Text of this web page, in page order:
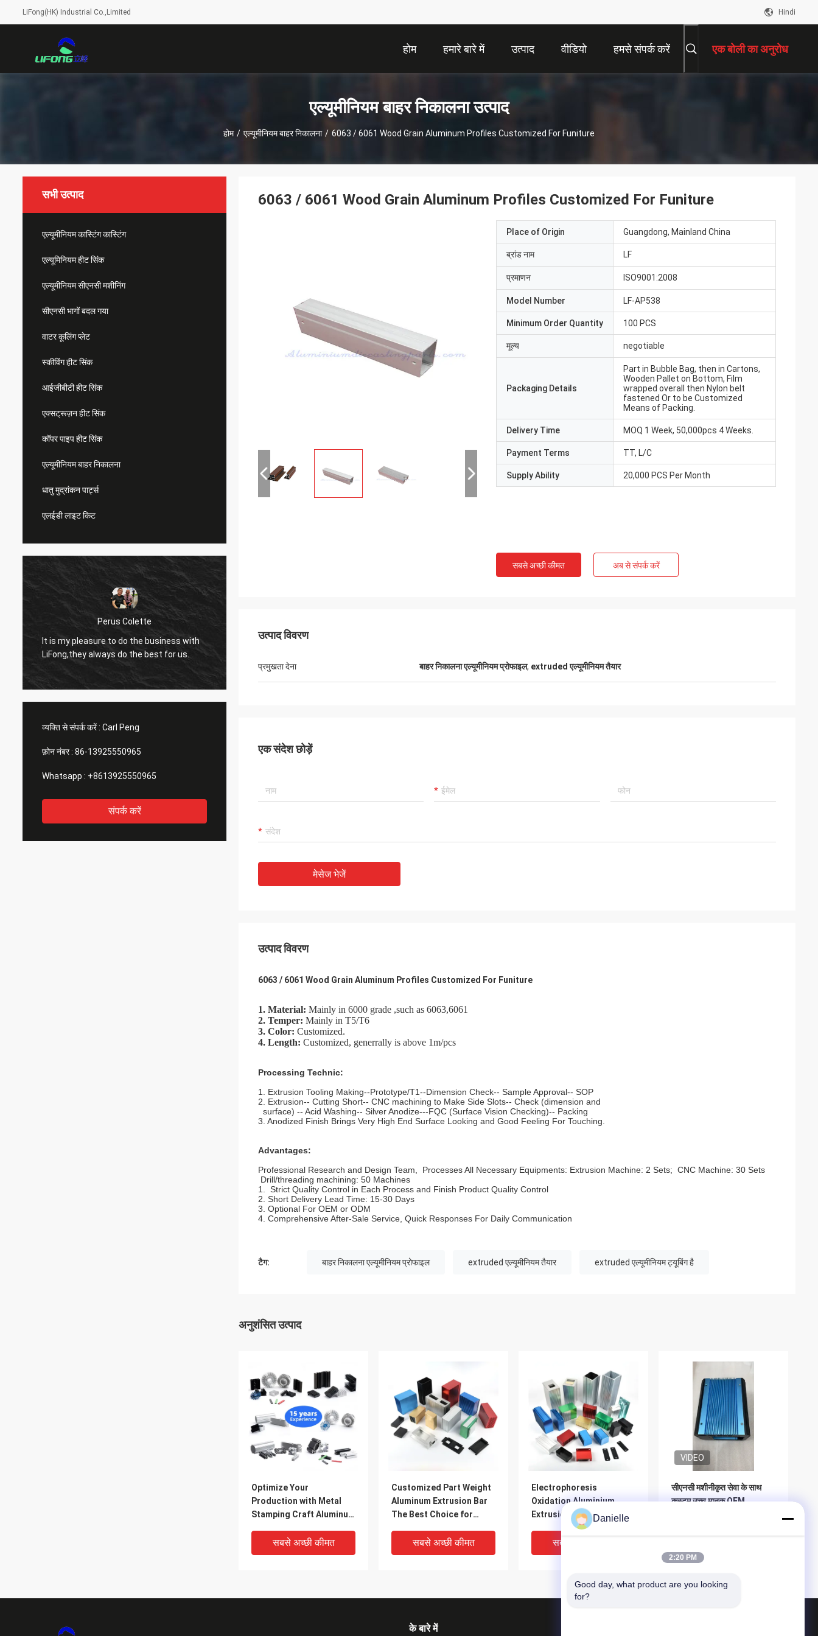
LiFong(HK) Industrial Co.,Limited Hindi
होम हमारे बारे में उत्पाद वीडियो हमसे संपर्क करें एक बोली का अनुरोध
एल्यूमीनियम बाहर निकालना उत्पाद
होम / एल्यूमीनियम बाहर निकालना / 6063 / 6061 Wood Grain Aluminum Profiles Customized For Funiture
सभी उत्पाद
एल्यूमीनियम कास्टिंग कास्टिंग
एल्यूमिनियम हीट सिंक
एल्यूमीनियम सीएनसी मशीनिंग
सीएनसी भागों बदल गया
वाटर कूलिंग प्लेट
स्कीविंग हीट सिंक
आईजीबीटी हीट सिंक
एक्सट्रूज़न हीट सिंक
कॉपर पाइप हीट सिंक
एल्यूमीनियम बाहर निकालना
धातु मुद्रांकन पार्ट्स
एलईडी लाइट किट
Perus Colette
It is my pleasure to do the business with
LiFong,they always do the best for us.
I like the products and service provided by
consideration.
व्यक्ति से संपर्क करें : Carl Peng
फ़ोन नंबर : 86-13925550965
Whatsapp : +8613925550965
संपर्क करें
6063 / 6061 Wood Grain Aluminum Profiles Customized For Funiture
Place of Origin Guangdong, Mainland China
ब्रांड नाम LF
प्रमाणन ISO9001:2008
Model Number LF-AP538
Minimum Order Quantity 100 PCS
मूल्य negotiable
Packaging Details
Part in Bubble Bag, then in Cartons,
Wooden Pallet on Bottom, Film
wrapped overall then Nylon belt
fastened Or to be Customized
Means of Packing.
Delivery Time MOQ 1 Week, 50,000pcs 4 Weeks.
Payment Terms TT, L/C
Supply Ability 20,000 PCS Per Month
सबसे अच्छी कीमत अब से संपर्क करें
उत्पाद विवरण
प्रमुखता देना बाहर निकालना एल्यूमीनियम प्रोफाइल, extruded एल्यूमीनियम तैयार
एक संदेश छोड़ें
मेसेज भेजें
उत्पाद विवरण
6063 / 6061 Wood Grain Aluminum Profiles Customized For Funiture
1. Material: Mainly in 6000 grade ,such as 6063,6061
2. Temper: Mainly in T5/T6
3. Color: Customized.
4. Length: Customized, generrally is above 1m/pcs
Processing Technic:
1. Extrusion Tooling Making--Prototype/T1--Dimension Check-- Sample Approval-- SOP
2. Extrusion-- Cutting Short-- CNC machining to Make Side Slots-- Check (dimension and
surface) -- Acid Washing-- Silver Anodize---FQC (Surface Vision Checking)-- Packing
3. Anodized Finish Brings Very High End Surface Looking and Good Feeling For Touching.
Advantages:
Professional Research and Design Team, Processes All Necessary Equipments: Extrusion Machine: 2 Sets; CNC Machine: 30 Sets
Drill/threading machining: 50 Machines
1. Strict Quality Control in Each Process and Finish Product Quality Control
2. Short Delivery Lead Time: 15-30 Days
3. Optional For OEM or ODM
4. Comprehensive After-Sale Service, Quick Responses For Daily Communication
टैग: बाहर निकालना एल्यूमीनियम प्रोफाइल extruded एल्यूमीनियम तैयार extruded एल्यूमीनियम ट्यूबिंग है
अनुशंसित उत्पाद
Optimize Your
Production with Metal
Stamping Craft Aluminum
सबसे अच्छी कीमत
Customized Part Weight
Aluminum Extrusion Bar
The Best Choice for
Aluminum Profiles
सबसे अच्छी कीमत
Electrophoresis
Oxidation Aluminium
Extrusion Customized
Thickness for Durable
Extruded Aluminum
Profiles
सबसे अच्छी कीमत
VIDEO
सीएनसी मशीनीकृत सेवा के साथ
कस्टम उच्च मानक OEM
के बारे में
Danielle
2:20 PM
Good day, what product are you looking
for?